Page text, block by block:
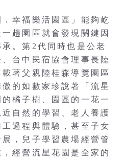
幸福樂活園區」能夠屹
趟園區就會發現關鍵因
。第2代同時也是公老
台中民宿協會理事長陸
著父親陸桂森導覽園區
的如數家珍說著「流星
橘子樹、園區的一花一
自然的學習、老人養護
過程與體驗，甚至子女
，兒子學習農場經營管
經營流星花園是全家的